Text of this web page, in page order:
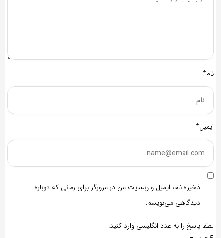
نام*
ایمیل*
ذخیره نام، ایمیل و وبسایت من در مرورگر برای زمانی که دوباره
دیدگاهی می‌نویسم.
لطفا پاسخ را به عدد انگلیسی وارد کنید: